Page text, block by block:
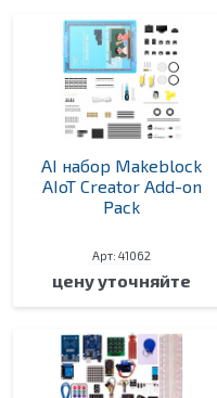
AI набор Makeblock
AIoT Creator Add-on
Pack
Арт: 41062
цену уточняйте